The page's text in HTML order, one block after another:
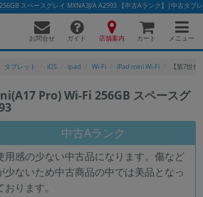
スペースグレイ MXNA3J/A A2993 【中古Aランク】|中古タブ
お問合せ ガイド 店舗案内 カート メニュー
タブレット iOS ipad Wi-Fi iPad mini Wi-Fi 【第7世
Pro) Wi-Fi 256GB スペースグ
中古Aランク
用感の少ない中古品になります。傷など
少ないため中古商品の中では美品となっ
おります。
コン検索に切り替える